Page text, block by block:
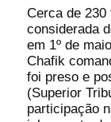
Cerca de 230
considerada
em 1º de
Chafik
foi preso e
(Superior
participação